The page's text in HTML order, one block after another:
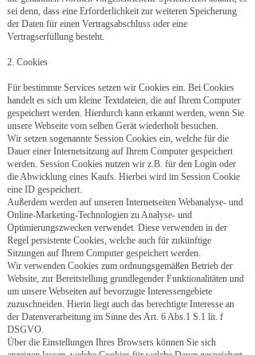
sei denn, dass eine Erforderlichkeit zur weiteren Speicherung
der Daten für einen Vertragsabschluss oder eine
Vertragserfüllung besteht.
2. Cookies
Für bestimmte Services setzen wir Cookies ein. Bei Cookies
handelt es sich um kleine Textdateien, die auf Ihrem Computer
gespeichert werden. Hierdurch kann erkannt werden, wenn Sie
unsere Webseite vom selben Gerät wiederholt besuchen.
Wir setzen sogenannte Session Cookies ein, welche für die
Dauer einer Internetsitzung auf Ihrem Computer gespeichert
werden. Session Cookies nutzen wir z.B. für den Login oder
die Abwicklung eines Kaufs. Hierbei wird im Session Cookie
eine ID gespeichert.
Außerdem werden auf unseren Internetseiten Webanalyse- und
Online-Marketing-Technologien zu Analyse- und
Optimierungszwecken verwendet. Diese verwenden in der
Regel persistente Cookies, welche auch für zukünftige
Sitzungen auf Ihrem Computer gespeichert werden.
Wir verwenden Cookies zum ordnungsgemäßen Betrieb der
Website, zur Bereitstellung grundlegender Funktionalitäten und
um unsere Webseiten auf bevorzugte Interessengebiete
zuzuschneiden. Hierin liegt auch das berechtigte Interesse an
der Datenverarbeitung im Sinne des Art. 6 Abs.1 S.1 lit. f
DSGVO.
Über die Einstellungen Ihres Browsers können Sie sich